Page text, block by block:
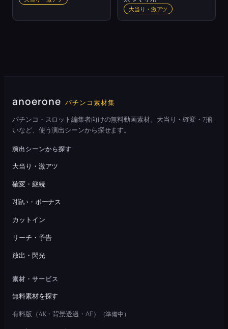
大当り・激アツ
anoerone パチンコ素材集
パチンコ・スロット編集者向けの無料動画素材。大当り・確変・7揃
いなど、使う演出シーンから探せます。
演出シーンから探す
大当り・激アツ
確変・継続
7揃い・ボーナス
カットイン
リーチ・予告
放出・閃光
素材・サービス
無料素材を探す
有料版（4K・背景透過・AE）
（準備中）